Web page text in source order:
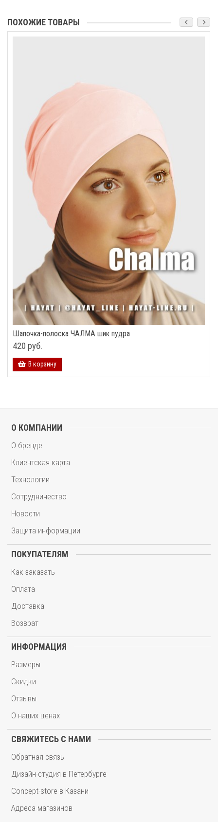
ПОХОЖИЕ ТОВАРЫ
Шапочка-полоска ЧАЛМА шик пудра
420 руб.
В корзину
О КОМПАНИИ
О бренде
Клиентская карта
Технологии
Сотрудничество
Новости
Защита информации
ПОКУПАТЕЛЯМ
Как заказать
Оплата
Доставка
Возврат
ИНФОРМАЦИЯ
Размеры
Скидки
Отзывы
О наших ценах
СВЯЖИТЕСЬ С НАМИ
Обратная связь
Дизайн-студия в Петербурге
Concept-store в Казани
Адреса магазинов